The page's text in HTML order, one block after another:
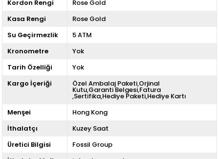
Kordon Rengi
Rose Gold
Kasa Rengi
Rose Gold
Su Geçirmezlik
5 ATM
Kronometre
Yok
Tarih Özelliği
Yok
Kargo İçeriği
Özel Ambalaj Paketi,Orjinal
Kutu,Garanti Belgesi,Fatura
,Sertifika,Hediye Paketi,Hediye Kartı
Menşei
Hong Kong
İthalatçı
Kuzey Saat
Üretici Bilgisi
Fossil Group